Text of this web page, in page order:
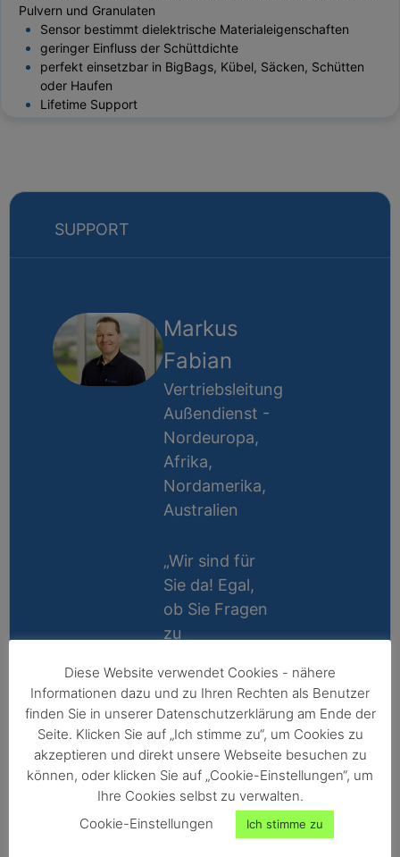
Pulvern und Granulaten
Sensor bestimmt dielektrische Materialeigenschaften
geringer Einfluss der Schüttdichte
perfekt einsetzbar in BigBags, Kübel, Säcken, Schütten
oder Haufen
Lifetime Support
SUPPORT
Markus
Fabian
Vertriebsleitung
Außendienst -
Nordeuropa,
Afrika,
Nordamerika,
Australien
„Wir sind für
Sie da! Egal,
ob Sie Fragen
zu
Kalibrierung,
Zubehör oder
Technik
haben, wir
helfen gerne
persönlich
weiter!“
Lifetime
Support
10 Jahre
Reparatur-
Diese Website verwendet Cookies - nähere
Informationen dazu und zu Ihren Rechten als Benutzer
finden Sie in unserer Datenschutzerklärung am Ende der
Seite. Klicken Sie auf „Ich stimme zu“, um Cookies zu
akzeptieren und direkt unsere Webseite besuchen zu
können, oder klicken Sie auf „Cookie-Einstellungen“, um
Ihre Cookies selbst zu verwalten.
Cookie-Einstellungen
Ich stimme zu